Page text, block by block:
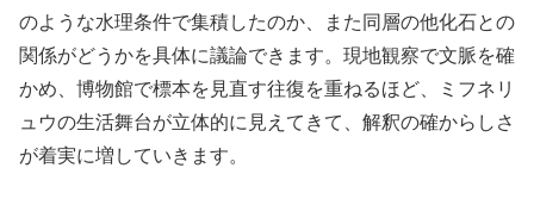
のような水理条件で集積したのか、また同層の他化石との
関係がどうかを具体に議論できます。現地観察で文脈を確
かめ、博物館で標本を見直す往復を重ねるほど、ミフネリ
ュウの生活舞台が立体的に見えてきて、解釈の確からしさ
が着実に増していきます。